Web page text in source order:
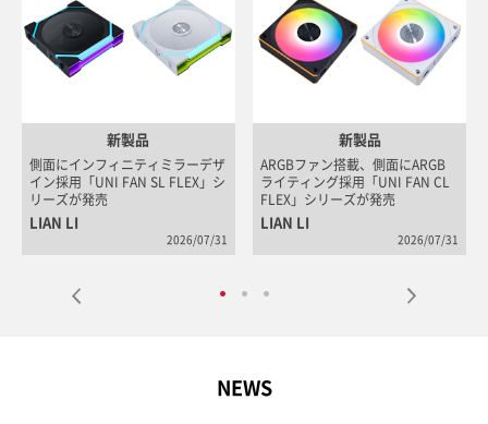
新製品
側面にインフィニティミラーデザ
イン採用「UNI FAN SL FLEX」シ
リーズが発売
LIAN LI
2026/07/31
新製品
ARGBファン搭載、側面にARGB
ライティング採用「UNI FAN CL
FLEX」シリーズが発売
LIAN LI
2026/07/31
NEWS